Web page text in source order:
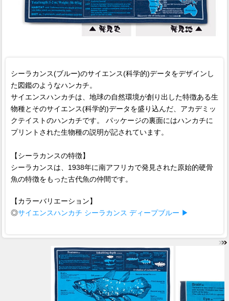
シーラカンス(ブルー)のサイエンス(科学的)データをデザインし
た図鑑のようなハンカチ。
サイエンスハンカチは、地球の自然環境が創り出した特徴ある生
物種とそのサイエンス(科学的)データを盛り込んだ、アカデミッ
クテイストのハンカチです。 パッケージの裏面にはハンカチに
プリントされた生物種の説明が記されています。
【シーラカンスの特徴】
シーラカンスは、1938年に南アフリカで発見された原始的硬骨
魚の特徴をもった古代魚の仲間です。
【カラーバリエーション】
◎サイエンスハンカチ シーラカンス ディープブルー ▶